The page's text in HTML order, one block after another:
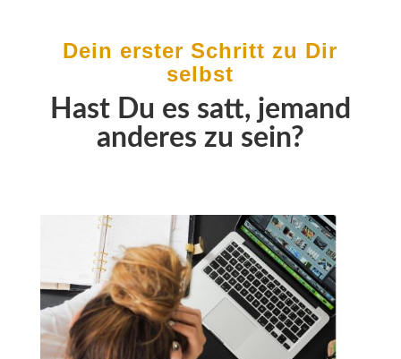
Dein erster Schritt zu Dir
selbst
Hast Du es satt, jemand
anderes zu sein?